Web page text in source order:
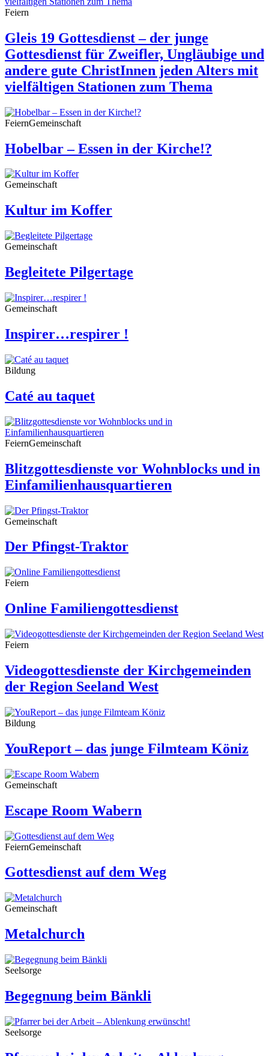
Feiern
Gleis 19 Gottesdienst – der junge
Gottesdienst für Zweifler, Ungläubige und
andere gute ChristInnen jeden Alters mit
vielfältigen Stationen zum Thema
FeiernGemeinschaft
Hobelbar – Essen in der Kirche!?
Gemeinschaft
Kultur im Koffer
Gemeinschaft
Begleitete Pilgertage
Gemeinschaft
Inspirer…respirer !
Bildung
Caté au taquet
FeiernGemeinschaft
Blitzgottesdienste vor Wohnblocks und in
Einfamilienhausquartieren
Gemeinschaft
Der Pfingst-Traktor
Feiern
Online Familiengottesdienst
Feiern
Videogottesdienste der Kirchgemeinden
der Region Seeland West
Bildung
YouReport – das junge Filmteam Köniz
Gemeinschaft
Escape Room Wabern
FeiernGemeinschaft
Gottesdienst auf dem Weg
Gemeinschaft
Metalchurch
Seelsorge
Begegnung beim Bänkli
Seelsorge